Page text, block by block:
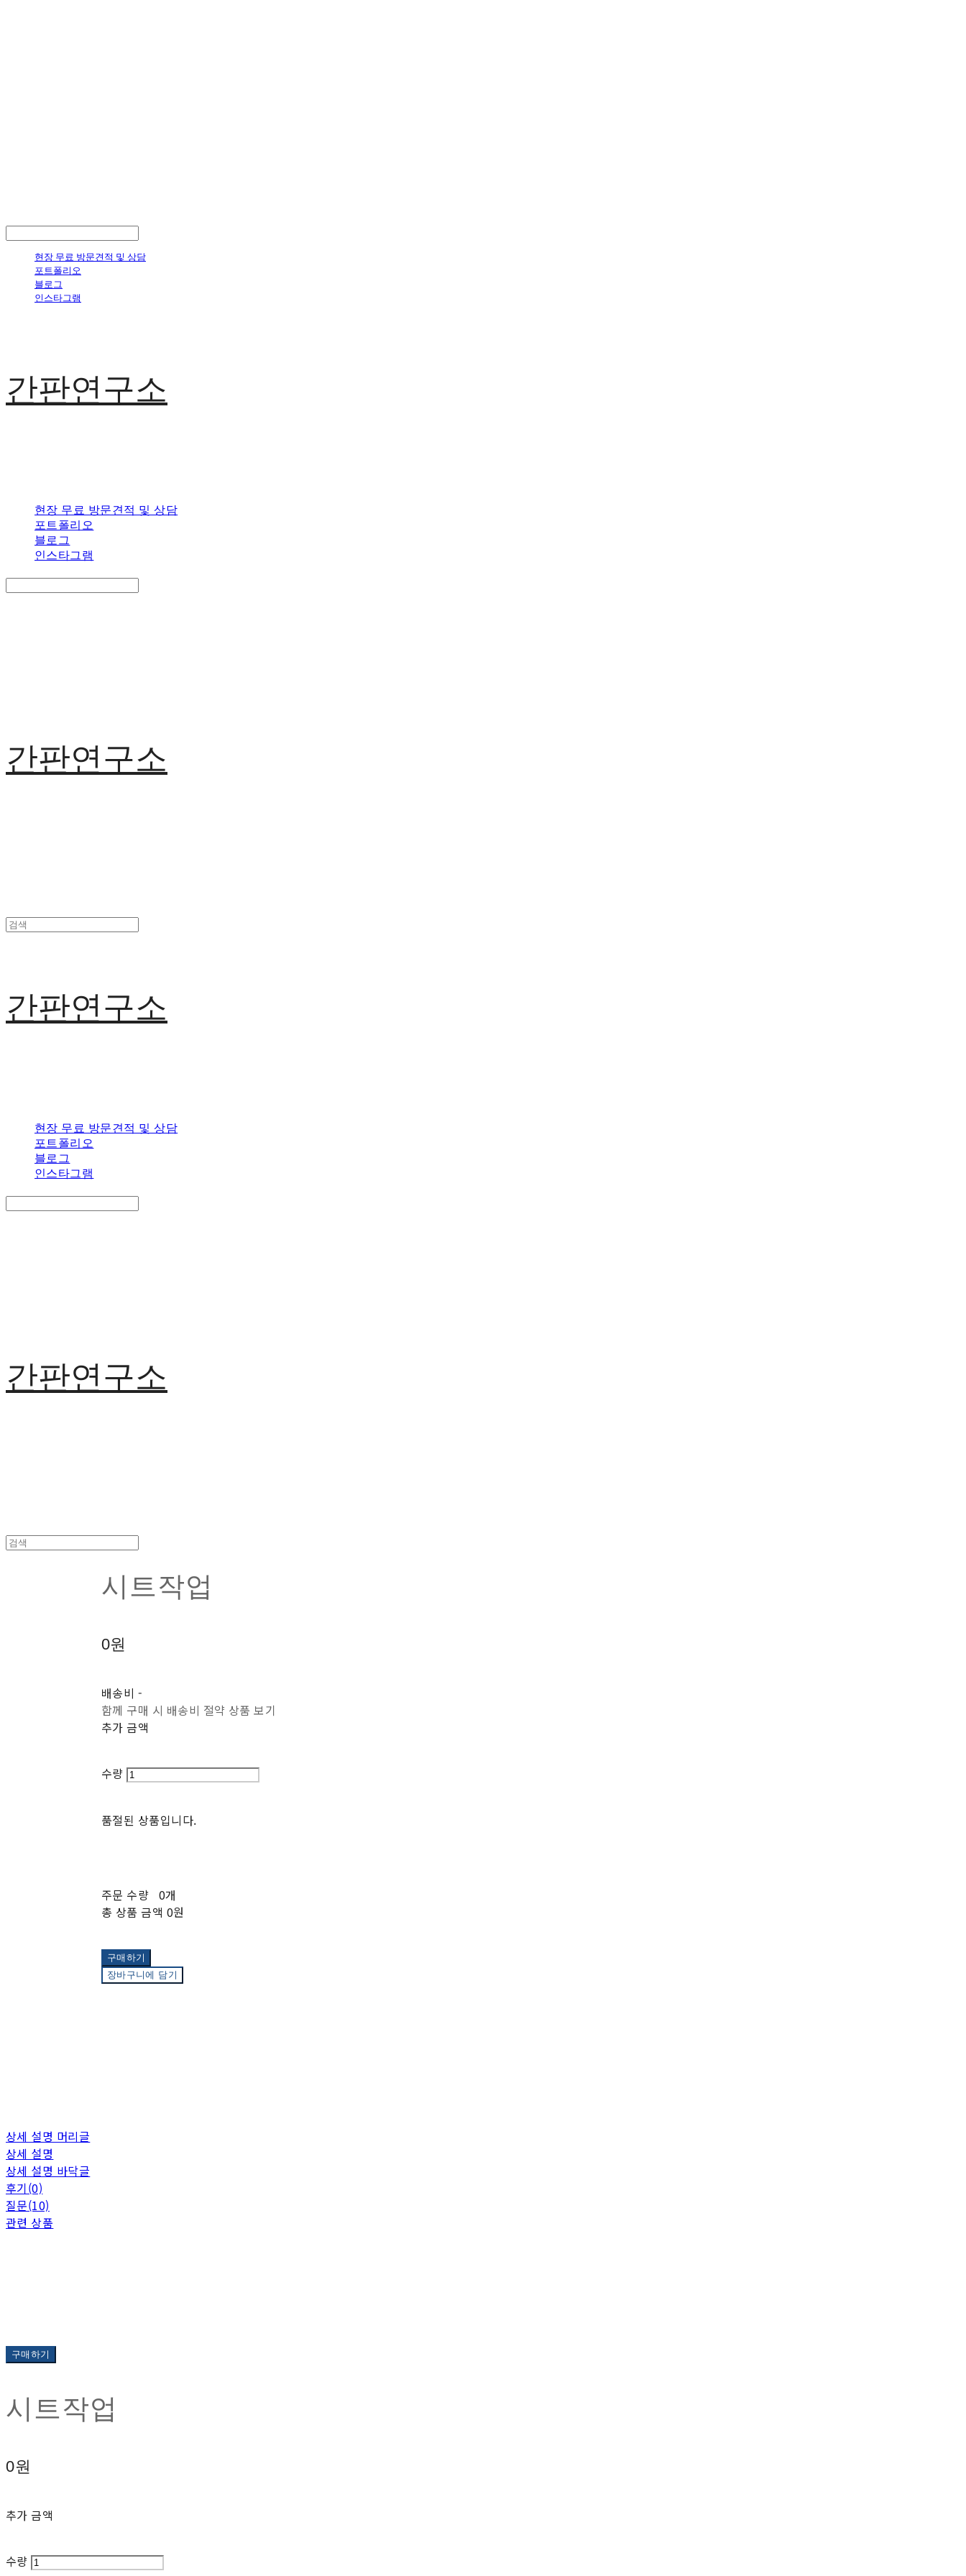
현장 무료 방문견적 및 상담
포트폴리오
블로그
인스타그램
간판연구소
현장 무료 방문견적 및 상담
포트폴리오
블로그
인스타그램
간판연구소
간판연구소
현장 무료 방문견적 및 상담
포트폴리오
블로그
인스타그램
간판연구소
시트작업
0원
배송비 -
함께 구매 시 배송비 절약 상품 보기
추가 금액
수량
품절된 상품입니다.
주문 수량 0개
총 상품 금액 0원
구매하기
장바구니에 담기
상세 설명 머리글
상세 설명
상세 설명 바닥글
후기(0)
질문(10)
관련 상품
구매하기
시트작업
0원
추가 금액
수량